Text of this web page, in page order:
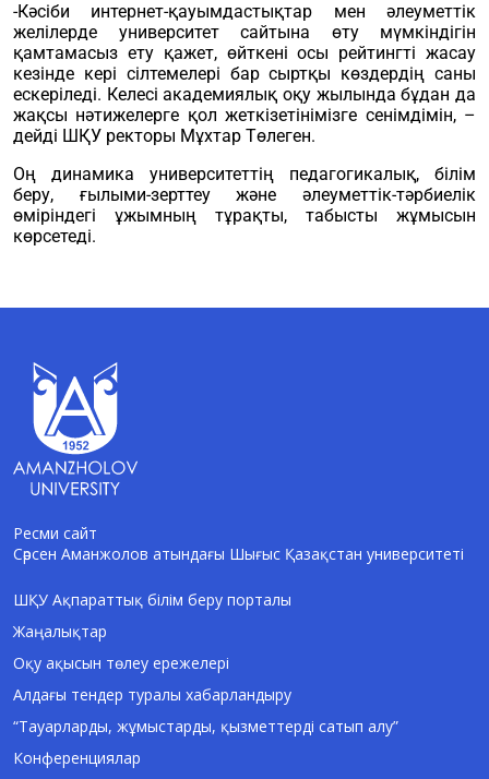
-Кәсіби интернет-қауымдастықтар мен әлеуметтік
желілерде университет сайтына өту мүмкіндігін
қамтамасыз ету қажет, өйткені осы рейтингті жасау
кезінде кері сілтемелері бар сыртқы көздердің саны
ескеріледі. Келесі академиялық оқу жылында бұдан да
жақсы нәтижелерге қол жеткізетінімізге сенімдімін, –
дейді ШҚУ ректоры Мұхтар Төлеген.
Оң динамика университеттің педагогикалық, білім
беру, ғылыми-зерттеу және әлеуметтік-тәрбиелік
өміріндегі ұжымның тұрақты, табысты жұмысын
көрсетеді.
Ресми сайт
Сәрсен Аманжолов атындағы Шығыс Қазақстан университеті
ШҚУ Ақпараттық білім беру порталы
Жаңалықтар
Оқу ақысын төлеу ережелері
Алдағы тендер туралы хабарландыру
“Тауарларды, жұмыстарды, қызметтерді сатып алу”
Конференциялар
AI-Talapker
Сәлем! Мен AI-Talapker — Сәрсен
Аманжолов атындағы Шығыс Қазақстан
университеті (ШҚУ) көмекшісімін.
Бакалавриат, магистратура, докторантура